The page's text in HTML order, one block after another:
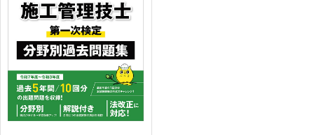
第2節 カーペット敷き
第3節 合成樹脂塗床
第4節 フローリングボード張り
第5節 せっこうボード張り
第6節 壁紙張り
第7節 断熱
第8節 フリーアクセスフロア
第9節 カーテン工事